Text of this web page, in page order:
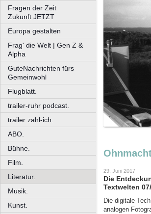
Fragen der Zeit
Zukunft JETZT
Europa gestalten
Frag' die Welt | Gen Z &
Alpha
GuteNachrichten fürs
Gemeinwohl
Flugblatt.
trailer-ruhr podcast.
trailer zahl-ich.
ABO.
Bühne.
Film.
Literatur.
Musik.
Kunst.
29. Juni 2017
Die
Textwelten
Die digitale
analogen